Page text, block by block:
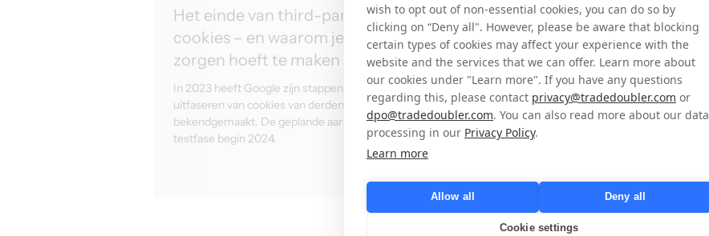
Het einde van third-party
cookies – en waarom je je geen
zorgen hoeft te maken
In 2023 heeft Google zijn stappenplan voor het
uitfaseren van cookies van derden
bekendgemaakt. De geplande aanpak is een
testfase begin 2024.
Google analytics 4
Nu Google marketeers dwingt om over te
stappen op Google Analytics 4, hebben we
experimenten uitgevoerd met GA4. Lees nu
wat er is veranderd en wat de impact daarvan is.
wish to opt out of non-essential cookies, you can do so by
clicking on “Deny all". However, please be aware that blocking
certain types of cookies may affect your experience with the
website and the services that we can offer. Learn more about
our cookies under "Learn more". If you have any questions
regarding this, please contact privacy@tradedoubler.com or
dpo@tradedoubler.com. You can also read more about our data
processing in our Privacy Policy.
Learn more
Allow all Deny all
Cookie settings